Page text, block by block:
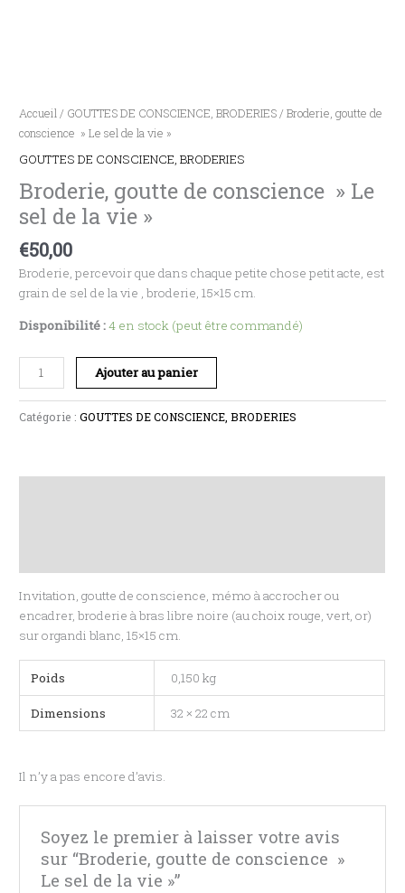
Accueil / GOUTTES DE CONSCIENCE, BRODERIES / Broderie, goutte de
conscience » Le sel de la vie »
GOUTTES DE CONSCIENCE, BRODERIES
Broderie, goutte de conscience » Le
sel de la vie »
€50,00
Broderie, percevoir que dans chaque petite chose petit acte, est
grain de sel de la vie , broderie, 15×15 cm.
Disponibilité :4 en stock (peut être commandé)
Ajouter au panier
Catégorie :GOUTTES DE CONSCIENCE, BRODERIES
Invitation, goutte de conscience, mémo à accrocher ou
encadrer, broderie à bras libre noire (au choix rouge, vert, or)
sur organdi blanc, 15×15 cm.
Poids 0,150 kg
Dimensions 32 × 22 cm
Il n’y a pas encore d’avis.
Soyez le premier à laisser votre avis
sur “Broderie, goutte de conscience »
Le sel de la vie »”